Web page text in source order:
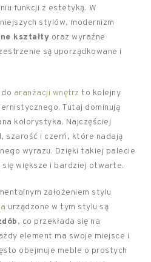
funkcji z estetyką. W
stylów, modernizm
kształty oraz wyraźne
są uporządkowane i
aranżacji wnętrz to kolejny
Tutaj dominują
kolorystyka. Najczęściej
szarość i czerń, które nadają
wyrazu. Dzięki takiej palecie
większe i bardziej otwarte.
założeniem stylu
urządzone w tym stylu są
, co przekłada się na
element ma swoje miejsce i
obejmuje meble o prostych